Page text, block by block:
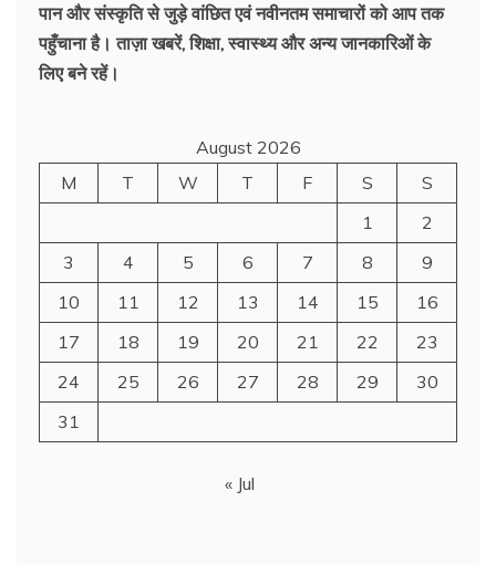
पान और संस्कृति से जुड़े वांछित एवं नवीनतम समाचारों को आप तक
पहुँचाना है। ताज़ा खबरें, शिक्षा, स्वास्थ्य और अन्य जानकारिओं के
लिए बने रहें।
August 2026
M
T W T F S
S
1
2
3
4 5 6 7 8
9
10
11 12 13 14 15
16
17
18 19 20 21 22
23
24
25 26 27 28 29
30
31
« Jul